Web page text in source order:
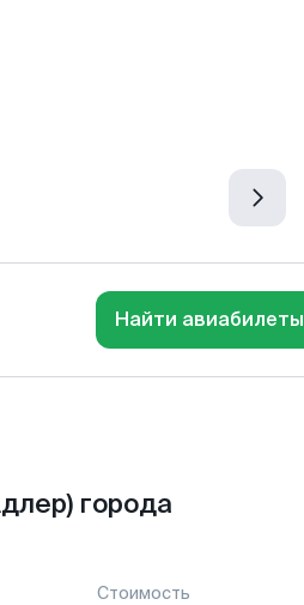
Найти авиабилеты
города
Стоимость